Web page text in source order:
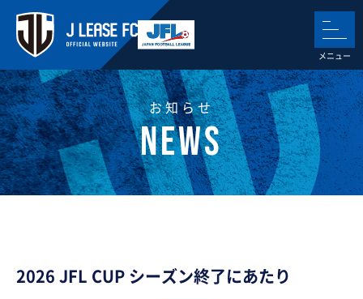
お知らせ
2026 JFL CUP シーズン終了にあたり